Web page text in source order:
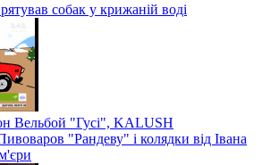
собак у крижаній воді
Вельбой "Гусі", KALUSH
"Рандеву" і колядки від Івана